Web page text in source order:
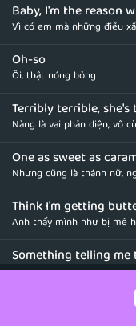
Baby, I'm the reason
Vì có em mà những điều
Oh-so
Ôi, thật nóng bỏng
Terribly terrible, she's
Nàng là vai phản diện, vô
One as sweet as
Nhưng cũng là thánh nữ,
Think I'm getting
Anh thấy mình như bị mê
Something telling
Nhưng linh tính như mách